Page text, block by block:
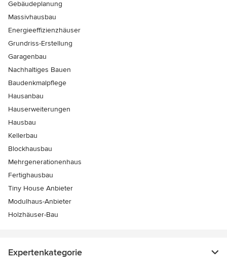
Gebäudeplanung
Massivhausbau
Energieeffizienzhäuser
Grundriss-Erstellung
Garagenbau
Nachhaltiges Bauen
Baudenkmalpflege
Hausanbau
Hauserweiterungen
Hausbau
Kellerbau
Blockhausbau
Mehrgenerationenhaus
Fertighausbau
Tiny House Anbieter
Modulhaus-Anbieter
Holzhäuser-Bau
Expertenkategorie